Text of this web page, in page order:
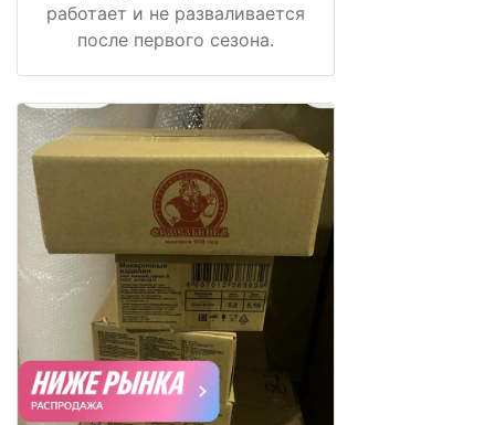
работает и не разваливается
после первого сезона.